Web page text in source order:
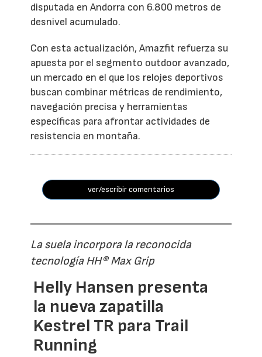
disputada en Andorra con 6.800 metros de
desnivel acumulado.
Con esta actualización, Amazfit refuerza su
apuesta por el segmento outdoor avanzado,
un mercado en el que los relojes deportivos
buscan combinar métricas de rendimiento,
navegación precisa y herramientas
específicas para afrontar actividades de
resistencia en montaña.
ver/escribir comentarios
La suela incorpora la reconocida
tecnología HH® Max Grip
Helly Hansen presenta
la nueva zapatilla
Kestrel TR para Trail
Running